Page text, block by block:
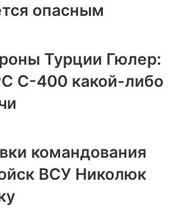
опасным
Турции Гюлер:
С-400 какой-либо
командования
ВСУ Николюк